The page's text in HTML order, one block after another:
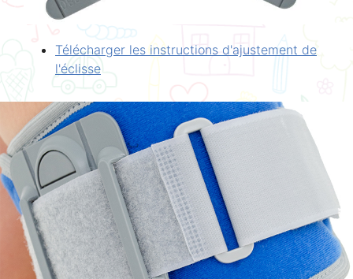
Télécharger les instructions d'ajustement de
l'éclisse